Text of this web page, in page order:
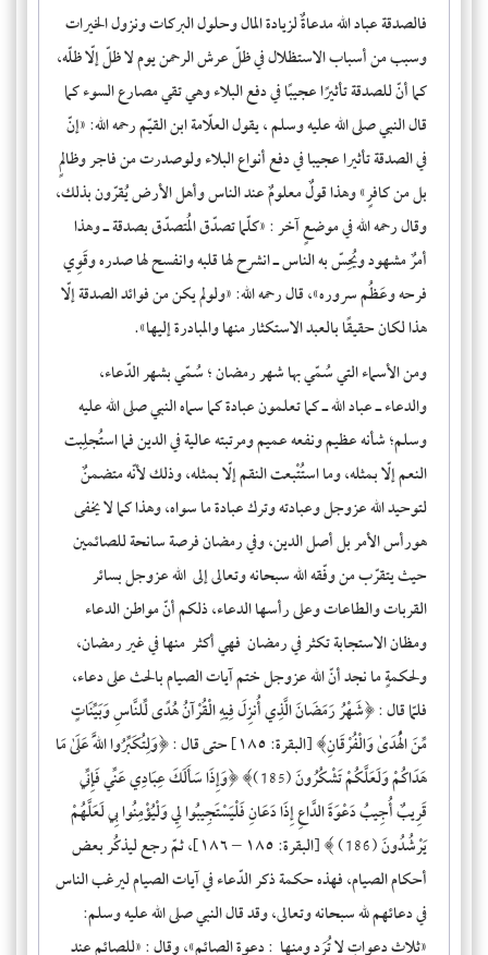
فالصدقة عباد الله مدعاةٌ لزيادة المال وحلول البركات ونزول الخيرات
وسبب من أسباب الاستظلال في ظلّ عرش الرحمن يوم لا ظلّ إلّا ظلّه،
كما أنّ للصدقة تأثيرًا عجيبًا في دفع البلاء وهي تقي مصارع السوء كما
قال النبي صلى الله عليه وسلم ، يقول العلّامة ابن القيّم رحمه الله: «إنّ
في الصدقة تأثيرا عجيبا في دفع أنواع البلاء ولوصدرت من فاجر وظالمٍ
بل من كافرٍ» وهذا قولٌ معلومٌ عند الناس وأهل الأرض يُقرّون بذلك،
وقال رحمه الله في موضعٍ آخر : «كلّما تصدّق المُتصدّق بصدقة ـ وهذا
أمرٌ مشهود ويُحِسّ به الناس ـ انشرح لها قلبه وانفسح لها صدره وقَوِي
فرحه وعَظُم سروره»، قال رحمه الله: «ولولم يكن من فوائد الصدقة إلّا
هذا لكان حقيقًا بالعبد الاستكثار منها والمبادرة إليها».
ومن الأسماء التي سُمّي بها شهر رمضان ؛ سُمّي بشهر الدّعاء،
والدعاء ـ عباد الله ـ كما تعلمون عبادة كما سماه النبي صلى الله عليه
وسلم؛ شأنه عظيم ونفعه عميم ومرتبته عالية في الدين فما استُجلِبت
النعم إلّا بمثله، وما استُتْبعت النقم إلّا بمثله، وذلك لأنّه متضمنٌ
لتوحيد الله عزوجل وعبادته وترك عبادة ما سواه، وهذا كما لا يخفى
هورأس الأمر بل أصل الدين، وفي رمضان فرصة سانحة للصائمين
حيث يتقرّب من وفّقه الله سبحانه وتعالى إلى الله عزوجل بسائر
القربات والطاعات وعلى رأسها الدعاء، ذلكم أنّ مواطن الدعاء
ومظان الاستجابة تكثر في رمضان فهي أكثر منها في غير رمضان،
ولحكمةٍ ما نجد أنّ الله عزوجل ختم آيات الصيام بالحث على دعاء،
فلمّا قال : ﴿شَهْرُ رَمَضَانَ الَّذِي أُنزِلَ فِيهِ الْقُرْآنُ هُدًى لِّلنَّاسِ وَبَيِّنَاتٍ
مِّنَ الْهُدَىٰ وَالْفُرْقَانِ﴾ [البقرة: ١٨٥] حتى قال : ﴿وَلِتُكَبِّرُوا اللَّهَ عَلَىٰ مَا
هَدَاكُمْ وَلَعَلَّكُمْ تَشْكُرُونَ (185)﴾ ﴿وَإِذَا سَأَلَكَ عِبَادِي عَنِّي فَإِنِّي
قَرِيبٌ أُجِيبُ دَعْوَةَ الدَّاعِ إِذَا دَعَانِ فَلْيَسْتَجِيبُوا لِي وَلْيُؤْمِنُوا بِي لَعَلَّهُمْ
يَرْشُدُونَ(186)
﴾ [البقرة: ١٨٥ – ١٨٦]، ثمّ رجع ليذكُر بعض
أحكام الصيام، فهذه حكمة ذكر الدّعاء في آيات الصيام ليرغب الناس
في دعائهم لله سبحانه وتعالى، وقد قال النبي صلى الله عليه وسلم: